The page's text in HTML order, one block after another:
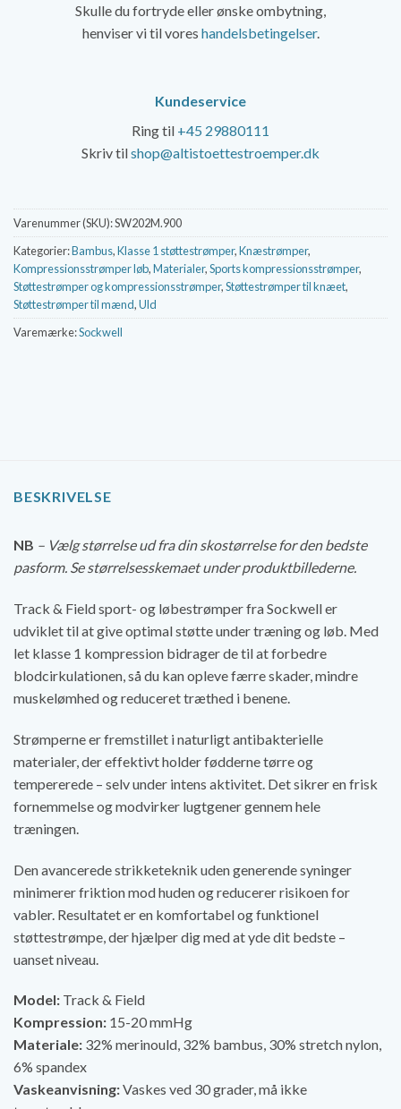
Skulle du fortryde eller ønske ombytning,
henviser vi til vores handelsbetingelser.
Kundeservice
Ring til +45 29880111
Skriv tilshop@altistoettestroemper.dk
Varenummer (SKU):SW202M.900
Kategorier:Bambus,Klasse 1 støttestrømper,Knæstrømper,
Kompressionsstrømper løb,Materialer,Sports kompressionsstrømper,
Støttestrømper og kompressionsstrømper,Støttestrømper til knæet,
Støttestrømper til mænd,Uld
Varemærke:Sockwell
BESKRIVELSE
NB – Vælg størrelse ud fra din skostørrelse for den bedste
pasform. Se størrelsesskemaet under produktbillederne.
Track & Field sport- og løbestrømper fra Sockwell er
udviklet til at give optimal støtte under træning og løb. Med
let klasse 1 kompression bidrager de til at forbedre
blodcirkulationen, så du kan opleve færre skader, mindre
muskelømhed og reduceret træthed i benene.
Strømperne er fremstillet i naturligt antibakterielle
materialer, der effektivt holder fødderne tørre og
tempererede – selv under intens aktivitet. Det sikrer en frisk
fornemmelse og modvirker lugtgener gennem hele
træningen.
Den avancerede strikketeknik uden generende syninger
minimerer friktion mod huden og reducerer risikoen for
vabler. Resultatet er en komfortabel og funktionel
støttestrømpe, der hjælper dig med at yde dit bedste –
uanset niveau.
Model: Track & Field
Kompression: 15-20 mmHg
Materiale: 32% merinould, 32% bambus, 30% stretch nylon,
6% spandex
Vaskeanvisning:Vaskes ved 30 grader, må ikke